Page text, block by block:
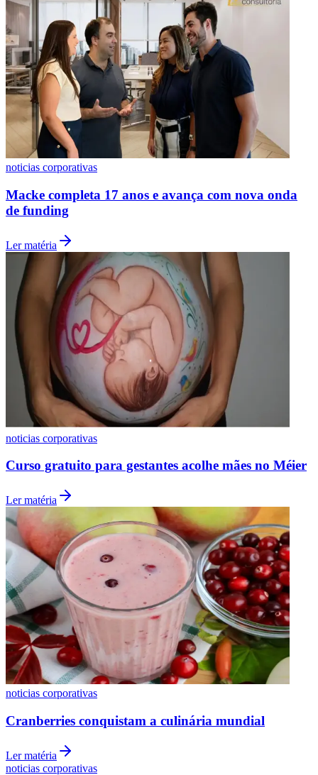
Vasco
noticias corporativas
Macke completa 17 anos e avança com nova onda
de funding
Ler matéria
noticias corporativas
Curso gratuito para gestantes acolhe mães no Méier
Ler matéria
noticias corporativas
Cranberries conquistam a culinária mundial
Ler matéria
noticias corporativas